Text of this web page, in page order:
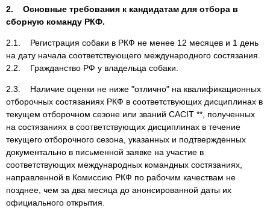
2. Основные требования к кандидатам для отбора в
сборную команду РКФ.
2.1. Регистрация собаки в РКФ не менее 12 месяцев и 1 день
на дату начала соответствующего международного состязания.
2.2. Гражданство РФ у владельца собаки.
2.3. Наличие оценки не ниже "отлично" на квалификационных
отборочных состязаниях РКФ в соответствующих дисциплинах в
текущем отборочном сезоне или званий CACIT **, полученных
на состязаниях в соответствующих дисциплинах в течение
текущего отборочного сезона, указанных и подтвержденных
документально в письменной заявке на участие в
соответствующих международных командных состязаниях,
направленной в Комиссию РКФ по рабочим качествам не
позднее, чем за два месяца до анонсированной даты их
официального открытия.